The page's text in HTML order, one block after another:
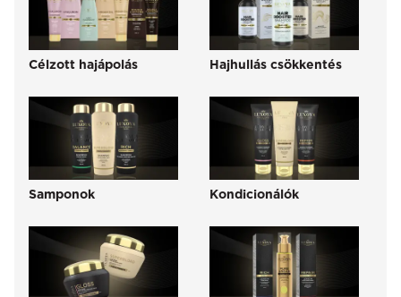
Célzott hajápolás Hajhullás csökkentés
Samponok Kondicionálók